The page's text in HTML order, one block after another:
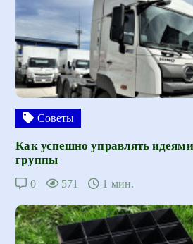
Советы
Как успешно управлять
группы
0 571 1 мин.